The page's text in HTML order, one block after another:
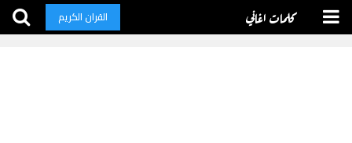
كلمات اغاني القران الكريم